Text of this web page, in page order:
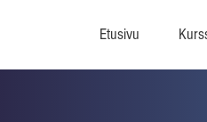
Etusivu